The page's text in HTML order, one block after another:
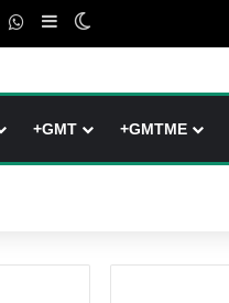
TikTokWhatsApp
Sidebar (barre latérale)
+GMT +GMTME